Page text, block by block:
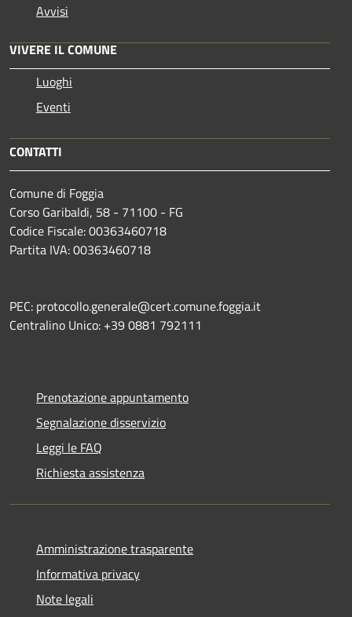
Avvisi
VIVERE IL COMUNE
Luoghi
Eventi
CONTATTI
Comune di Foggia
Corso Garibaldi, 58 - 71100 - FG
Codice Fiscale: 00363460718
Partita IVA: 00363460718
PEC: protocollo.generale@cert.comune.foggia.it
Centralino Unico: +39 0881 792111
Prenotazione appuntamento
Segnalazione disservizio
Leggi le FAQ
Richiesta assistenza
Amministrazione trasparente
Informativa privacy
Note legali